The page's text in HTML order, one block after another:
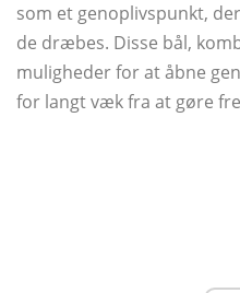
som et genoplivspunkt,
de dræbes. Disse bål,
muligheder for at åbne
for langt væk fra at gøre